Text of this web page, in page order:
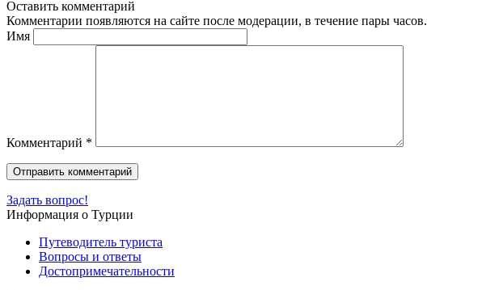
Оставить комментарий
Комментарии появляются на сайте после модерации, в течение пары часов.
Имя
Комментарий *
Задать вопрос!
Информация о Турции
Путеводитель туриста
Вопросы и ответы
Достопримечательности